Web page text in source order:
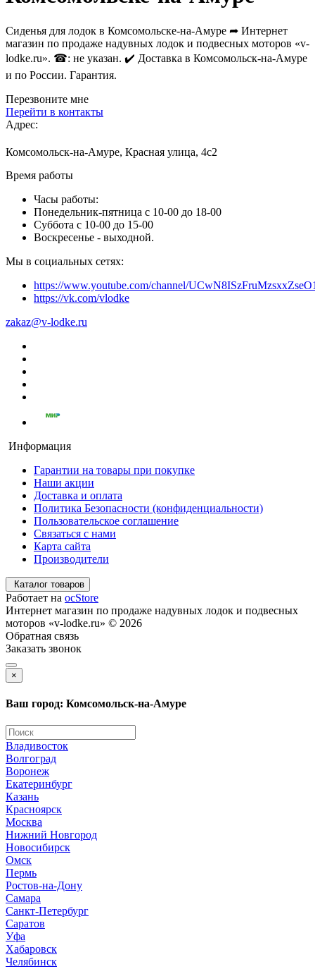
Сиденья для лодок в Комсомольске-на-Амуре ➦ Интернет
магазин по продаже надувных лодок и подвесных моторов «v-
lodke.ru». ☎: не указан. ✔️ Доставка в Комсомольск-на-Амуре
и по России. Гарантия.
Перезвоните мне
Перейти в контакты
Адрес:
Комсомольск-на-Амуре, Красная улица, 4с2
Время работы
Часы работы:
Понедельник-пятница с 10-00 до 18-00
Суббота с 10-00 до 15-00
Воскресенье - выходной.
Мы в социальных сетях:
https://www.youtube.com/channel/
https://vk.com/vlodke
zakaz@v-lodke.ru
Информация
Гарантии на товары при покупке
Наши акции
Доставка и оплата
Политика Безопасности (конфиденциальности)
Пользовательское соглашение
Связаться с нами
Карта сайта
Производители
Каталог товаров
Работает на ocStore
Интернет магазин по продаже надувных лодок и подвесных
моторов «v-lodke.ru» © 2026
Обратная связь
Заказать звонок
×
Ваш город: Комсомольск-на-Амуре
Владивосток
Волгоград
Воронеж
Екатеринбург
Казань
Красноярск
Москва
Нижний Новгород
Новосибирск
Омск
Пермь
Ростов-на-Дону
Самара
Санкт-Петербург
Саратов
Уфа
Хабаровск
Челябинск